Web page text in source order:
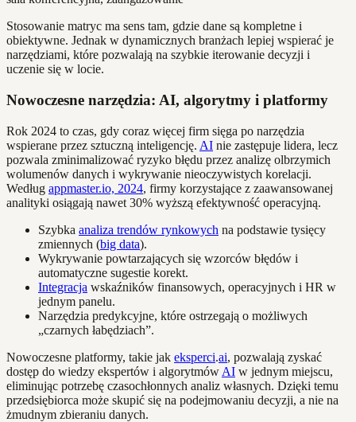
Stosowanie matryc ma sens tam, gdzie dane są kompletne i
obiektywne. Jednak w dynamicznych branżach lepiej wspierać je
narzędziami, które pozwalają na szybkie iterowanie decyzji i
uczenie się w locie.
Nowoczesne narzędzia: AI, algorytmy i platformy
Rok 2024 to czas, gdy coraz więcej firm sięga po narzędzia
wspierane przez sztuczną inteligencję. AI nie zastępuje lidera, lecz
pozwala zminimalizować ryzyko błędu przez analizę olbrzymich
wolumenów danych i wykrywanie nieoczywistych korelacji.
Według appmaster.io, 2024, firmy korzystające z zaawansowanej
analityki osiągają nawet 30% wyższą efektywność operacyjną.
Szybka analiza trendów rynkowych na podstawie tysięcy
zmiennych (big data).
Wykrywanie powtarzających się wzorców błędów i
automatyczne sugestie korekt.
Integracja wskaźników finansowych, operacyjnych i HR w
jednym panelu.
Narzędzia predykcyjne, które ostrzegają o możliwych
„czarnych łabędziach”.
Nowoczesne platformy, takie jak eksperci.ai, pozwalają zyskać
dostęp do wiedzy ekspertów i algorytmów AI w jednym miejscu,
eliminując potrzebę czasochłonnych analiz własnych. Dzięki temu
przedsiębiorca może skupić się na podejmowaniu decyzji, a nie na
żmudnym zbieraniu danych.